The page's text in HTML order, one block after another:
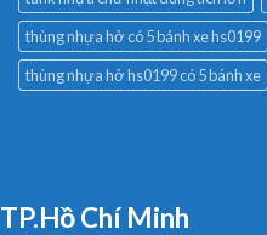
thùng nhựa hở có 5 bánh xe hs0199
thùng nhựa hở hs0199 có 5 bánh xe
TP.Hồ Chí Minh